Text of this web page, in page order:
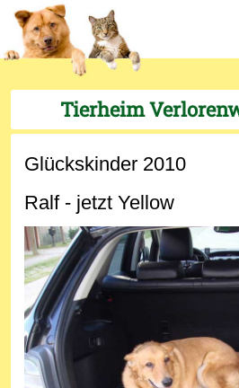
Tierheim
Glückskinder 2010
Ralf - jetzt Yellow